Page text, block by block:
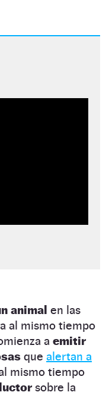
animal en las
al mismo tiempo
a emitir
que alertan a
mismo tiempo
sobre la